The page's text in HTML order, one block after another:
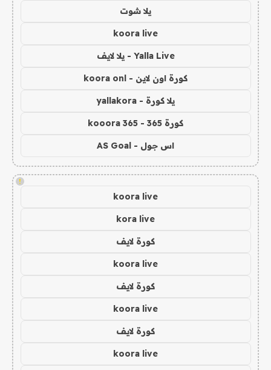
يلا شوت
koora live
Yalla Live - يلا لايف
كورة اون لاين - koora onl
يلا كورة - yallakora
كورة 365 - kooora 365
اس جول - AS Goal
!
koora live
kora live
كورة لايف
koora live
كورة لايف
koora live
كورة لايف
koora live